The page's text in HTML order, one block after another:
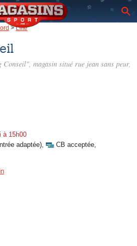
>Lille
Conseil", magasin situé rue jean sans peur,
à 15h00
adaptée), CB acceptée,